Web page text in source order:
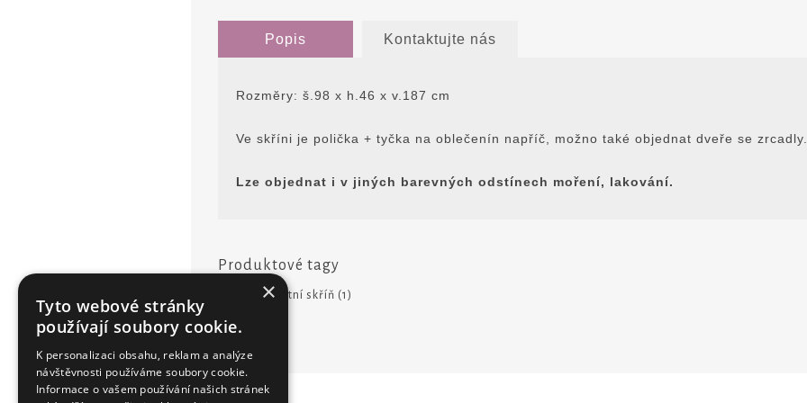
Popis Kontaktujte nás
Rozmĕry: š.98 x h.46 x v.187 cm
Ve skříni je polička + tyčka na oblečenín napříč, možno také objednat dveře se zrcadly.
Lze objednat i v jiných barevných odstínech moření, lakování.
Produktové tagy
(1) , šatní skříň (1)
×
Tyto webové stránky
používají soubory cookie.
K personalizaci obsahu, reklam a analýze
návštěvnosti používáme soubory cookie.
Informace o vašem používání našich stránek